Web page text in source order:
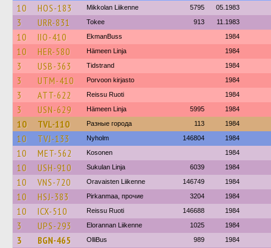
10 HOS-183 Mikkolan Liikenne 5795 05.1983
3 URR-831 Tokee 913 11.1983
10 IIO-410 EkmanBuss 1984
10 HER-580 Hämeen Linja 1984
3 USB-363 Tidstrand 1984
3 UTM-410 Porvoon kirjasto 1984
3 ATT-622 Reissu Ruoti 1984
3 USN-629 Hämeen Linja 5995 1984
10 TVL-110 Разные города 113 1984
10 TVJ-133 Nyholm 146804 1984
10 MET-562 Kosonen 1984
10 USH-910 Sukulan Linja 6039 1984
10 VNS-720 Oravaisten Liikenne 146749 1984
10 HSJ-383 Pirkanmaa, прочие 3204 1984
10 ICX-510 Reissu Ruoti 146688 1984
3 UPS-293 Elorannan Liikenne 1025 1984
3 BGN-465 OlliBus 989 1984